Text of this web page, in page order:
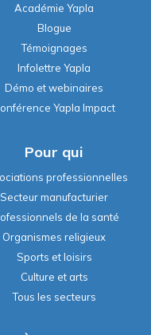
Académie Yapla
Blogue
Témoignages
Infolettre Yapla
Démo et webinaires
Yapla Impact
Pour qui
professionnelles
Secteur manufacturier
de la santé
Organismes religieux
Sports et loisirs
Culture et arts
Tous les secteurs